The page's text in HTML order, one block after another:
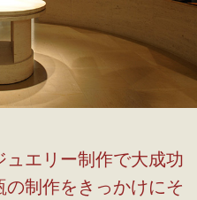
ュエリー制作で大成功
制作をきっかけにそ